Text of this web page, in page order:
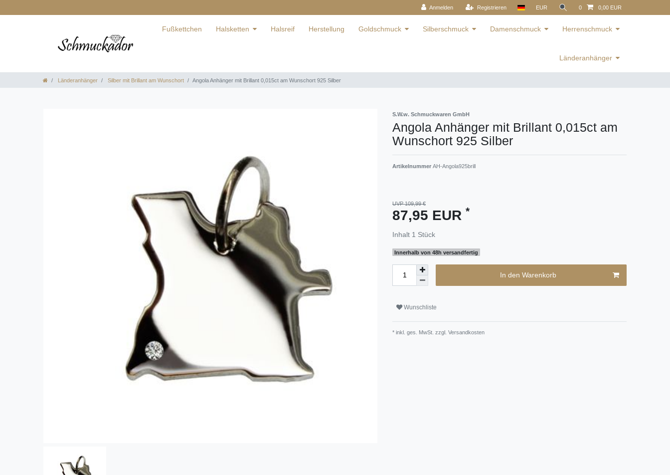
Anmelden Registrieren EUR 0 0,00 EUR
Fußkettchen Halsketten Halsreif Herstellung Goldschmuck Silberschmuck Damenschmuck Herrenschmuck
Länderanhänger
Länderanhänger Silber mit Brillant am Wunschort Angola Anhänger mit Brillant 0,015ct am Wunschort 925 Silber
S.W.w. Schmuckwaren GmbH
Angola Anhänger mit Brillant 0,015ct am
Wunschort 925 Silber
Artikelnummer AH-Angola925brill
UVP 109,99 €
87,95 EUR *
Inhalt 1 Stück
Innerhalb von 48h versandfertig
In den Warenkorb
Wunschliste
* inkl. ges. MwSt. zzgl. Versandkosten